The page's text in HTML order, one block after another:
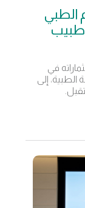
الطبي
في
الطبية، إلى